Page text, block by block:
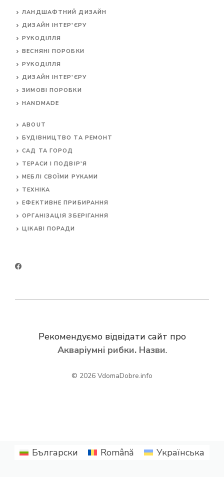
ЛАНДШАФТНИЙ ДИЗАЙН
ДИЗАЙН ІНТЕР'ЄРУ
РУКОДІЛЛЯ
ВЕСНЯНІ ПОРОБКИ
РУКОДІЛЛЯ
ДИЗАЙН ІНТЕР'ЄРУ
ЗИМОВІ ПОРОБКИ
HANDMADE
ABOUT
БУДІВНИЦТВО ТА РЕМОНТ
САД ТА ГОРОД
ТЕРАСИ І ПОДВІР'Я
МЕБЛІ СВОЇМИ РУКАМИ
ТЕХНІКА
ЕФЕКТИВНЕ ПРИБИРАННЯ
ОРГАНІЗАЦІЯ ЗБЕРІГАННЯ
ЦІКАВІ ПОРАДИ
Рекомендуємо відвідати сайт про
Акваріумні рибки. Назви.
© 2026 VdomaDobre.info
Български Română Українська